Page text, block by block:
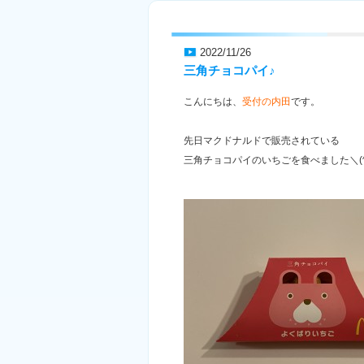
2022/11/26
三角チョコパイ♪
こんにちは、 受付の内田です。
先日マクドナルドで販売されている
三角チョコパイのいちごを食べました＼